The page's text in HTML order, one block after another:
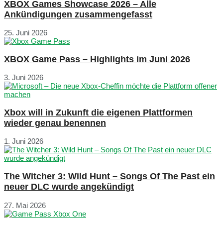
XBOX Games Showcase 2026 – Alle
Ankündigungen zusammengefasst
25. Juni 2026
XBOX Game Pass – Highlights im Juni 2026
3. Juni 2026
Xbox will in Zukunft die eigenen Plattformen
wieder genau benennen
1. Juni 2026
The Witcher 3: Wild Hunt – Songs Of The Past ein
neuer DLC wurde angekündigt
27. Mai 2026